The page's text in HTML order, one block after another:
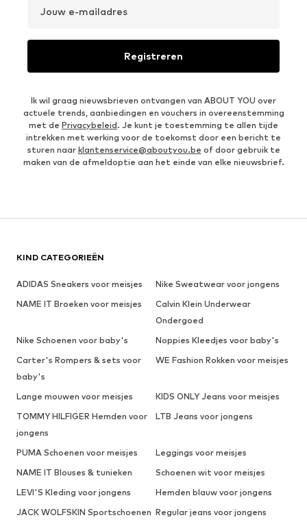
Jouw e-mailadres
Registreren
Ik wil graag nieuwsbrieven ontvangen van ABOUT YOU over
actuele trends, aanbiedingen en vouchers in overeenstemming
met de Privacybeleid. Je kunt je toestemming te allen tijde
intrekken met werking voor de toekomst door een bericht te
sturen naar klantenservice@aboutyou.be of door gebruik te
maken van de afmeldoptie aan het einde van elke nieuwsbrief.
KIND CATEGORIEËN
ADIDAS Sneakers voor meisjes
Nike Sweatwear voor jongens
NAME IT Broeken voor meisjes
Calvin Klein Underwear
Ondergoed
Nike Schoenen voor baby's
Noppies Kleedjes voor baby's
Carter's Rompers & sets voor
baby's
WE Fashion Rokken voor meisjes
Lange mouwen voor meisjes
KIDS ONLY Jeans voor meisjes
TOMMY HILFIGER Hemden voor
jongens
LTB Jeans voor jongens
PUMA Schoenen voor meisjes
Leggings voor meisjes
NAME IT Blouses & tunieken
Schoenen wit voor meisjes
LEVI'S Kleding voor jongens
Hemden blauw voor jongens
JACK WOLFSKIN Sportschoenen Regular jeans voor jongens